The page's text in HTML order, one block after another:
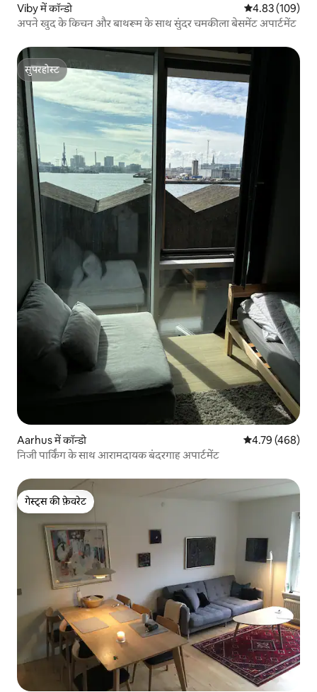
Viby में कॉन्डो औसत रेटिंग 5 में से
4.83 (109)
अपने खुद के किचन और बाथरूम के साथ सुंदर चमकीला बेसमेंट अपार्टमेंट
सुपरहोस्ट
सुपरहोस्ट
Aarhus में कॉन्डो औसत रेटिंग 5 में से
4.79 (468)
निजी पार्किंग के साथ आरामदायक बंदरगाह अपार्टमेंट
गेस्ट्स की फ़ेवरेट
गेस्ट्स की फ़ेवरेट